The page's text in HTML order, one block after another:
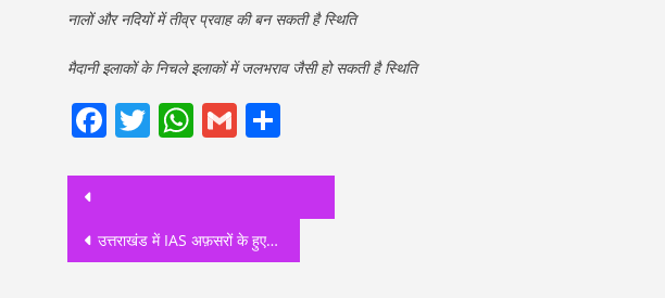
नालों और नदियों में तीव्र प्रवाह की बन सकती है स्थिति
मैदानी इलाकों के निचले इलाकों में जलभराव जैसी हो सकती है स्थिति
Facebook
Twitter
WhatsApp
Gmail
Post
navigation
उत्तराखंड में IAS अफ़सरों के हुए बम्पर तबादले देखिए लिस्ट दीपक रावत वापस लोटे कुम्भ मेलाधिकारी हरिद्वार बनकर